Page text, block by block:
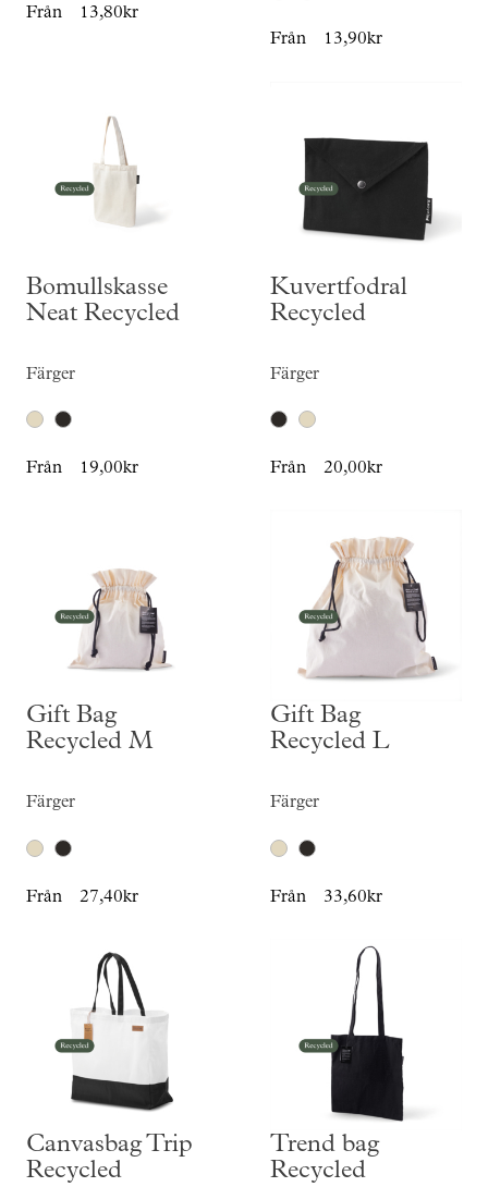
Från 13,80kr
Från 13,90kr
Bomullskasse
Neat Recycled
Färger
Från 19,00kr
Kuvertfodral
Recycled
Färger
Från 20,00kr
Gift Bag
Recycled M
Färger
Från 27,40kr
Gift Bag
Recycled L
Färger
Från 33,60kr
Canvasbag Trip
Recycled
Trend bag
Recycled